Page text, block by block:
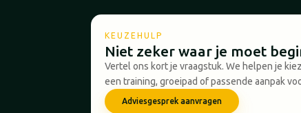
KEUZEHULP
Niet zeker waar je moet
Vertel ons kort je vraagstuk. We helpen je
een training, groeipad of passende aanpak
Adviesgesprek aanvragen